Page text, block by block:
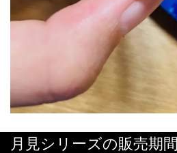
月見シリーズの販売期間